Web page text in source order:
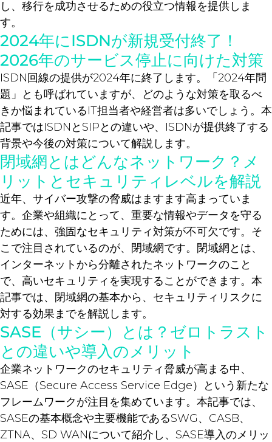
し、移行を成功させるための役立つ情報を提供しま
す。
2024年にISDNが新規受付終了！
2026年のサービス停止に向けた対策
ISDN回線の提供が2024年に終了します。「2024年問
題」とも呼ばれていますが、どのような対策を取るべ
きか悩まれているIT担当者や経営者は多いでしょう。本
記事ではISDNとSIPとの違いや、ISDNが提供終了する
背景や今後の対策について解説します。
閉域網とはどんなネットワーク？メ
リットとセキュリティレベルを解説
近年、サイバー攻撃の脅威はますます高まっていま
す。企業や組織にとって、重要な情報やデータを守る
ためには、強固なセキュリティ対策が不可欠です。そ
こで注目されているのが、閉域網です。閉域網とは、
インターネットから分離されたネットワークのこと
で、高いセキュリティを実現することができます。本
記事では、閉域網の基本から、セキュリティリスクに
対する効果までを解説します。
SASE（サシー）とは？ゼロトラスト
との違いや導入のメリット
企業ネットワークのセキュリティ脅威が高まる中、
SASE（Secure Access Service Edge）という新たな
フレームワークが注目を集めています。本記事では、
SASEの基本概念や主要機能であるSWG、CASB、
ZTNA、SD WANについて紹介し、SASE導入のメリッ